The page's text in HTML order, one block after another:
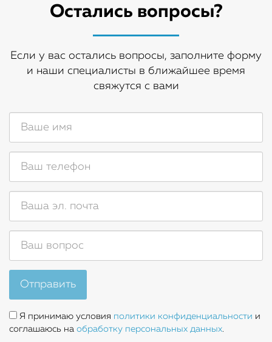
Остались вопросы?
Если у вас остались вопросы, заполните форму
и наши специалисты в ближайшее время
свяжутся с вами
Отправить
Я принимаю условия политики конфиденциальности и
соглашаюсь на обработку персональных данных.